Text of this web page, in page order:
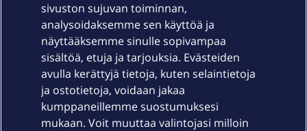
Laitteet & liittymät
Palvelut
sivuston sujuvan toiminnan,
analysoidaksemme sen käyttöä ja
näyttääksemme sinulle sopivampaa
sisältöä, etuja ja tarjouksia. Evästeiden
avulla kerättyjä tietoja, kuten selaintietoja
ja ostotietoja, voidaan jakaa
kumppaneillemme suostumuksesi
mukaan. Voit muuttaa valintojasi milloin